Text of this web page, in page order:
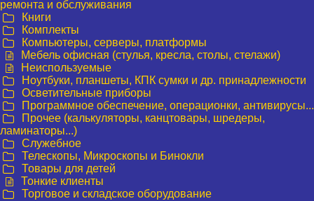
ремонта и обслуживания
Книги
Комплекты
Компьютеры, серверы, платформы
Мебель офисная (стулья, кресла, столы, стелажи)
Неиспользуемые
Ноутбуки, планшеты, КПК сумки и др. принадлежности
Осветительные приборы
Программное обеспечение, операционки, антивирусы...
Прочее (калькуляторы, канцтовары, шредеры,
ламинаторы...)
Служебное
Телескопы, Микроскопы и Бинокли
Товары для детей
Тонкие клиенты
Торговое и складское оборудование